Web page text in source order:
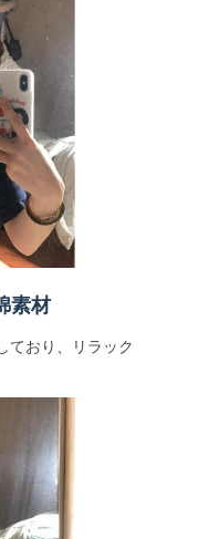
素材
ており、リラック